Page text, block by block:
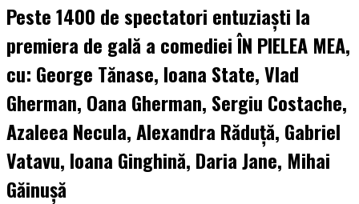
Peste 1400 de spectatori entuziaști la
premiera de gală a comediei ÎN PIELEA MEA,
cu: George Tănase, Ioana State, Vlad
Gherman, Oana Gherman, Sergiu Costache,
Azaleea Necula, Alexandra Răduță, Gabriel
Vatavu, Ioana Ginghină, Daria Jane, Mihai
Găinușă